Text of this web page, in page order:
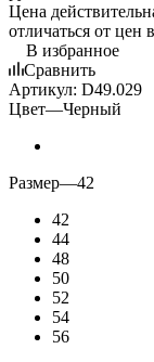
Цена
отличаться от цен
В избранное
Сравнить
Артикул: D49.029
Цвет—Черный
Размер—42
42
44
48
50
52
54
56